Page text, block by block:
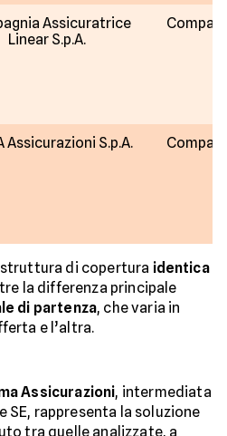
Assicuratrice
Linear S.p.A.
Assicurazioni S.p.A.
di copertura identica
la differenza principale
di partenza, che varia in
e l’altra.
Assicurazioni, intermediata
SE, rappresenta la soluzione
tra quelle analizzate, a